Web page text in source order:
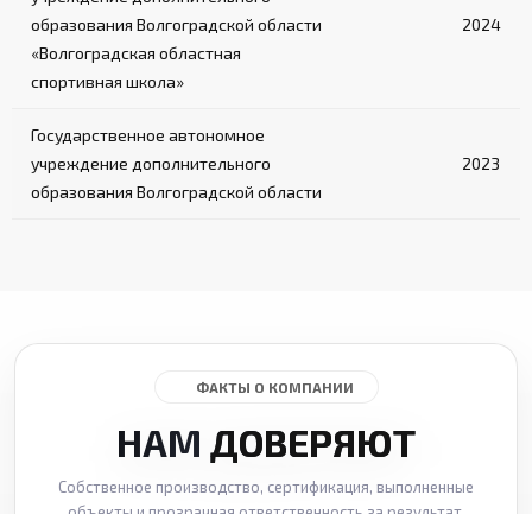
образования Волгоградской области
«Волгоградская областная
спортивная школа»
2024
Государственное автономное
учреждение дополнительного
образования Волгоградской области
2023
ФАКТЫ О КОМПАНИИ
НАМ ДОВЕРЯЮТ
Собственное производство, сертификация, выполненные